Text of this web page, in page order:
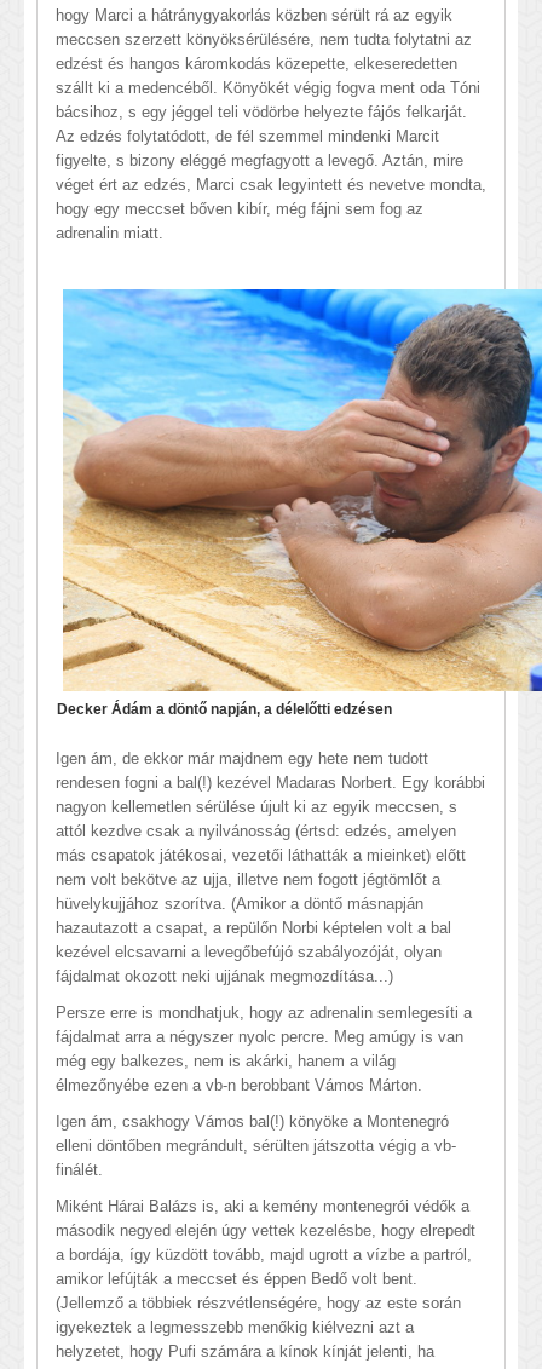
hogy Marci a hátránygyakorlás közben sérült rá az egyik
meccsen szerzett könyöksérülésére, nem tudta folytatni az
edzést és hangos káromkodás közepette, elkeseredetten
szállt ki a medencéből. Könyökét végig fogva ment oda Tóni
bácsihoz, s egy jéggel teli vödörbe helyezte fájós felkarját.
Az edzés folytatódott, de fél szemmel mindenki Marcit
figyelte, s bizony eléggé megfagyott a levegő. Aztán, mire
véget ért az edzés, Marci csak legyintett és nevetve mondta,
hogy egy meccset bőven kibír, még fájni sem fog az
adrenalin miatt.
Decker Ádám a döntő napján, a délelőtti edzésen
Igen ám, de ekkor már majdnem egy hete nem tudott
rendesen fogni a bal(!) kezével Madaras Norbert. Egy korábbi
nagyon kellemetlen sérülése újult ki az egyik meccsen, s
attól kezdve csak a nyilvánosság (értsd: edzés, amelyen
más csapatok játékosai, vezetői láthatták a mieinket) előtt
nem volt bekötve az ujja, illetve nem fogott jégtömlőt a
hüvelykujjához szorítva. (Amikor a döntő másnapján
hazautazott a csapat, a repülőn Norbi képtelen volt a bal
kezével elcsavarni a levegőbefújó szabályozóját, olyan
fájdalmat okozott neki ujjának megmozdítása...)
Persze erre is mondhatjuk, hogy az adrenalin semlegesíti a
fájdalmat arra a négyszer nyolc percre. Meg amúgy is van
még egy balkezes, nem is akárki, hanem a világ
élmezőnyébe ezen a vb-n berobbant Vámos Márton.
Igen ám, csakhogy Vámos bal(!) könyöke a Montenegró
elleni döntőben megrándult, sérülten játszotta végig a vb-
finálét.
Miként Hárai Balázs is, aki a kemény montenegrói védők a
második negyed elején úgy vettek kezelésbe, hogy elrepedt
a bordája, így küzdött tovább, majd ugrott a vízbe a partról,
amikor lefújták a meccset és éppen Bedő volt bent.
(Jellemző a többiek részvétlenségére, hogy az este során
igyekeztek a legmesszebb menőkig kiélvezni azt a
helyzetet, hogy Pufi számára a kínok kínját jelenti, ha